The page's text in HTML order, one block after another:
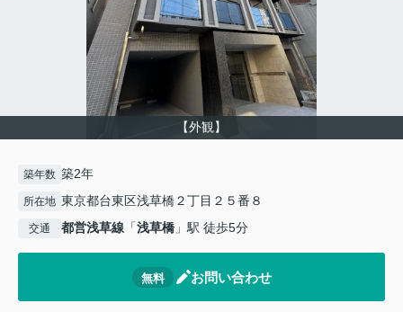
【外観】
築年数 築2年
所在地 東京都台東区浅草橋２丁目２５番８
交通 都営浅草線 「浅草橋 」駅 徒歩5分
無料 お問い合わせ